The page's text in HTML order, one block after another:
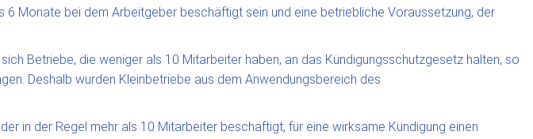
Monate bei dem Arbeitgeber beschäftigt sein und eine betriebliche Voraussetzung, der
Betriebe, die weniger als 10 Mitarbeiter haben, an das Kündigungsschutzgesetz halten, so
Deshalb wurden Kleinbetriebe aus dem Anwendungsbereich des
in der Regel mehr als 10 Mitarbeiter beschäftigt, für eine wirksame Kündigung einen